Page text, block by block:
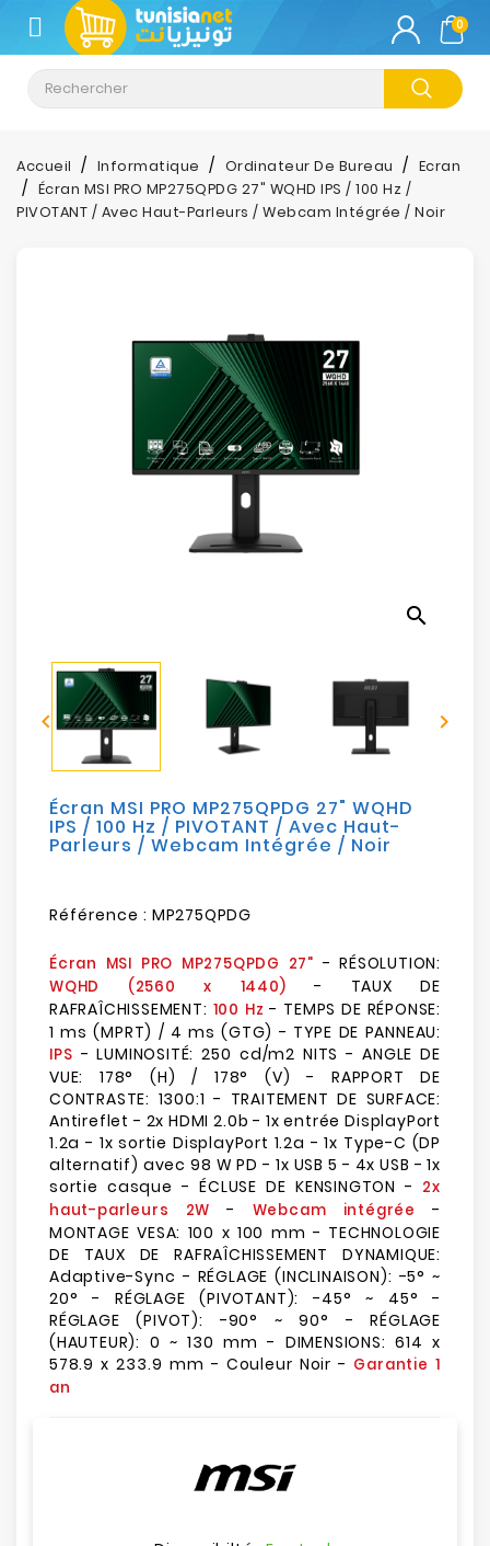
CATÉGORIE
Climatisation
Informatique
Téléphonie
Sécurité
Mobilités
Loisirs
0
Accueil Informatique Ordinateur De Bureau
Ecran
Écran MSI PRO MP275QPDG 27" WQHD IPS / 100 Hz /
PIVOTANT / Avec Haut-Parleurs / Webcam Intégrée / Noir
search
 
Écran MSI PRO MP275QPDG 27" WQHD
IPS / 100 Hz / PIVOTANT / Avec Haut-
Parleurs / Webcam Intégrée / Noir
Référence : MP275QPDG
Écran MSI PRO MP275QPDG 27" - RÉSOLUTION:
WQHD (2560 x 1440) - TAUX DE
RAFRAÎCHISSEMENT: 100 Hz - TEMPS DE RÉPONSE:
1 ms (MPRT) / 4 ms (GTG) - TYPE DE PANNEAU:
IPS - LUMINOSITÉ: 250 cd/m2 NITS - ANGLE DE
VUE: 178° (H) / 178° (V) - RAPPORT DE
CONTRASTE: 1300:1 - TRAITEMENT DE SURFACE:
Antireflet - 2x HDMI 2.0b - 1x entrée DisplayPort
1.2a - 1x sortie DisplayPort 1.2a - 1x Type-C (DP
alternatif) avec 98 W PD - 1x USB 5 - 4x USB - 1x
sortie casque - ÉCLUSE DE KENSINGTON - 2x
haut-parleurs 2W - Webcam intégrée
-
MONTAGE VESA: 100 x 100 mm - TECHNOLOGIE
DE TAUX DE RAFRAÎCHISSEMENT DYNAMIQUE:
Adaptive-Sync - RÉGLAGE (INCLINAISON): -5° ~
20° - RÉGLAGE (PIVOTANT): -45° ~ 45° -
RÉGLAGE (PIVOT): -90° ~ 90° - RÉGLAGE
(HAUTEUR): 0 ~ 130 mm - DIMENSIONS: 614 x
578.9 x 233.9 mm - Couleur Noir - Garantie 1
an